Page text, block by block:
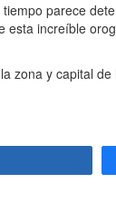
parece
increíble
zona y capital